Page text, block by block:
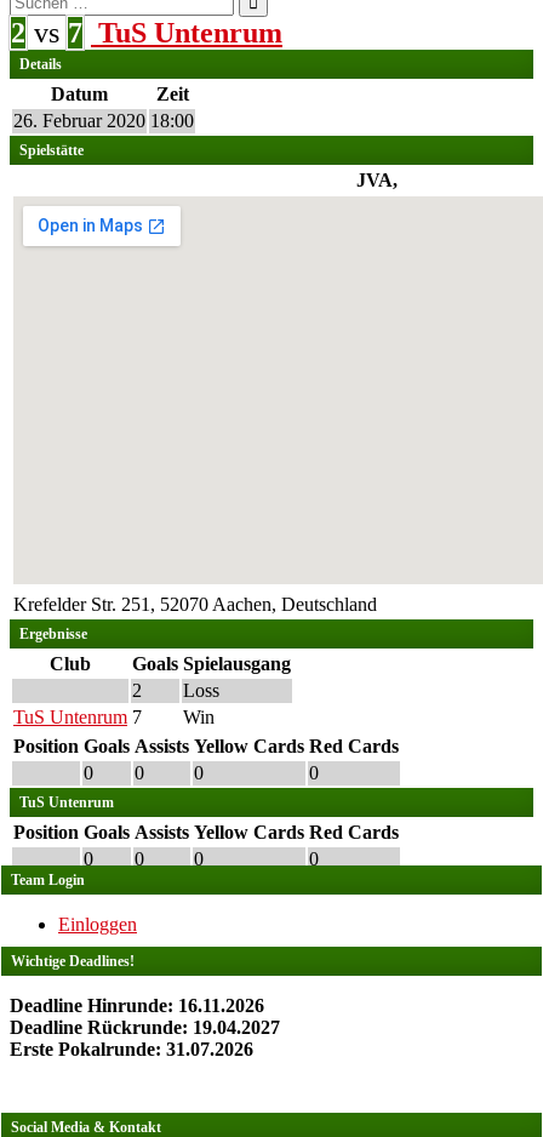
nach:
2 vs 7 TuS Untenrum
Details
Datum
Zeit
26. Februar 2020 18:00
Spielstätte
JVA,
Krefelder Str. 251, 52070 Aachen, Deutschland
Ergebnisse
Club Goals Spielausgang
2
Loss
TuS Untenrum 7
Win
Position Goals Assists Yellow Cards Red Cards
0
0 0 0
TuS Untenrum
Position Goals Assists Yellow Cards Red Cards
0
0 0 0
Team Login
Einloggen
Wichtige Deadlines!
Deadline Hinrunde: 16.11.2026
Deadline Rückrunde: 19.04.2027
Erste Pokalrunde: 31.07.2026
Social Media & Kontakt